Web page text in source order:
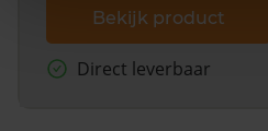
Bekijk product
Direct leverbaar